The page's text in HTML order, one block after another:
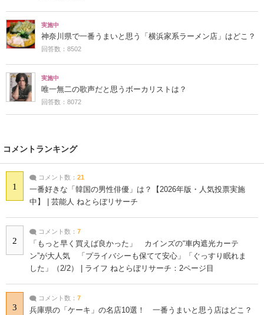
実施中
神奈川県で一番うまいと思う「横浜家系ラーメン店」はどこ？
回答数：8502
実施中
唯一無二の歌声だと思うボーカリストは？
回答数：8072
コメントランキング
1
コメント数： 21
一番好きな「韓国の男性俳優」は？【2026年版・人気投票実施
中】 | 芸能人 ねとらぼリサーチ
2
コメント数： 7
「もっと早く買えば良かった」 カインズの“車内遮光カーテ
ン”が大人気 「プライバシーも保てて安心」「ぐっすり眠れま
した」（2/2） | ライフ ねとらぼリサーチ：2ページ目
3
コメント数： 7
兵庫県の「ケーキ」の名店10選！ 一番うまいと思う店はどこ？